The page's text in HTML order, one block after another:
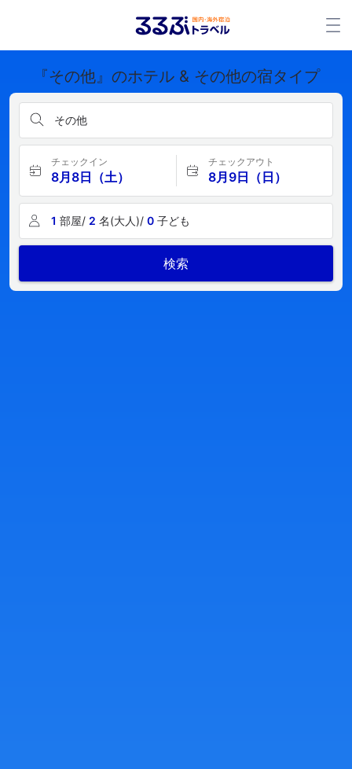
『その他』のホテル & その他の宿タイプ
その他
チェックイン
8月8日（土）
チェックアウト
8月9日（日）
1 部屋/ 2 名(大人)/ 0 子ども
検索